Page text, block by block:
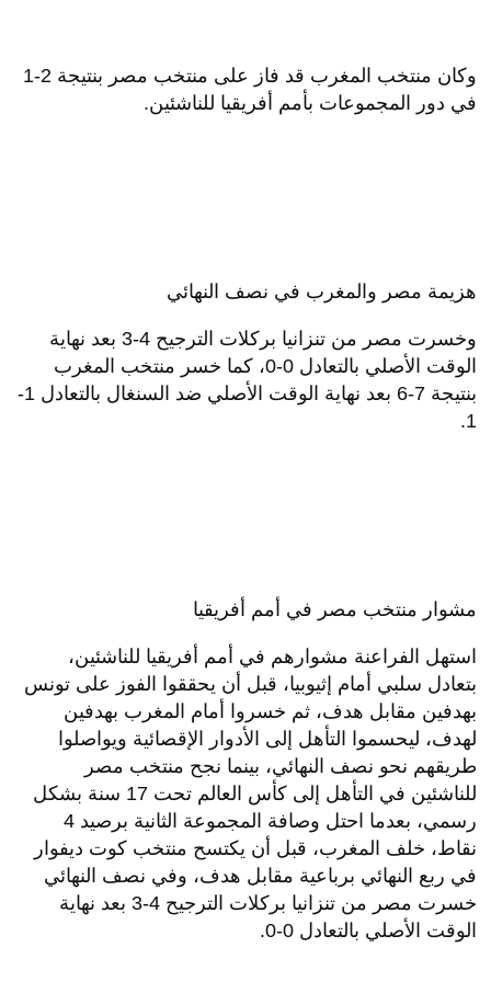
وكان منتخب المغرب قد فاز على منتخب مصر بنتيجة 2-1
في دور المجموعات بأمم أفريقيا للناشئين.
هزيمة مصر والمغرب في نصف النهائي
وخسرت مصر من تنزانيا بركلات الترجيح 4-3 بعد نهاية
الوقت الأصلي بالتعادل 0-0، كما خسر منتخب المغرب
بنتيجة 7-6 بعد نهاية الوقت الأصلي ضد السنغال بالتعادل 1-
1.
مشوار منتخب مصر في أمم أفريقيا
استهل الفراعنة مشوارهم في أمم أفريقيا للناشئين،
بتعادل سلبي أمام إثيوبيا، قبل أن يحققوا الفوز على تونس
بهدفين مقابل هدف، ثم خسروا أمام المغرب بهدفين
لهدف، ليحسموا التأهل إلى الأدوار الإقصائية ويواصلوا
طريقهم نحو نصف النهائي، بينما نجح منتخب مصر
للناشئين في التأهل إلى كأس العالم تحت 17 سنة بشكل
رسمي، بعدما احتل وصافة المجموعة الثانية برصيد 4
نقاط، خلف المغرب، قبل أن يكتسح منتخب كوت ديفوار
في ربع النهائي برباعية مقابل هدف، وفي نصف النهائي
خسرت مصر من تنزانيا بركلات الترجيح 4-3 بعد نهاية
الوقت الأصلي بالتعادل 0-0.